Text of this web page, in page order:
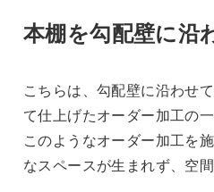
本棚を勾配壁に沿
こちらは、勾配壁に沿わせ
て仕上げたオーダー加工の一
このようなオーダー加工を
なスペースが生まれず、空